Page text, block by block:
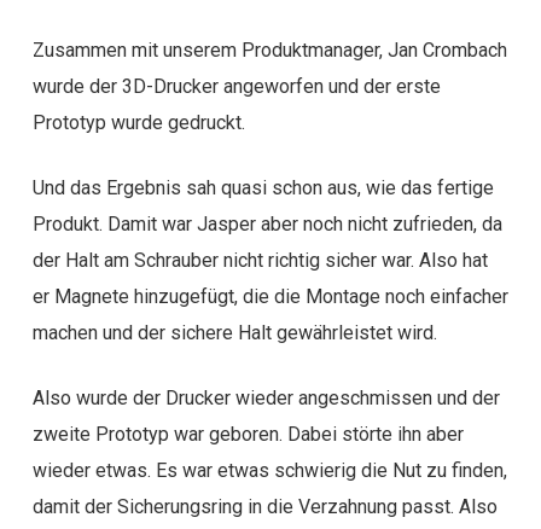
Zusammen mit unserem Produktmanager, Jan Crombach
wurde der 3D-Drucker angeworfen und der erste
Prototyp wurde gedruckt.
Und das Ergebnis sah quasi schon aus, wie das fertige
Produkt. Damit war Jasper aber noch nicht zufrieden, da
der Halt am Schrauber nicht richtig sicher war. Also hat
er Magnete hinzugefügt, die die Montage noch einfacher
machen und der sichere Halt gewährleistet wird.
Also wurde der Drucker wieder angeschmissen und der
zweite Prototyp war geboren. Dabei störte ihn aber
wieder etwas. Es war etwas schwierig die Nut zu finden,
damit der Sicherungsring in die Verzahnung passt. Also